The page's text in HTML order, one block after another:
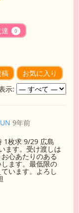
0
お気に入り
示:
9年前
1枚求 9/29 広島
ます。受け渡しは
心あたりのある
ます。最低限の
います。よろし